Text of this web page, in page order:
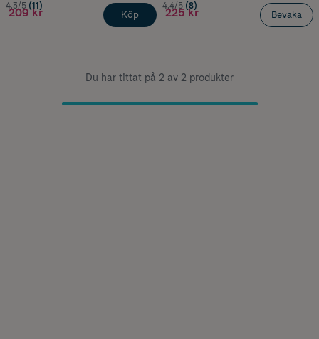
4.3/5 (11)
209 kr Köp
4.4/5 (8)
225 kr Bevaka
Du har tittat på 2 av 2 produkter